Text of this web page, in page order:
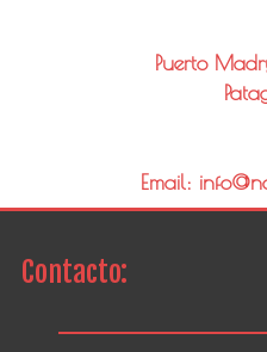
Puerto
Email:
Contacto: